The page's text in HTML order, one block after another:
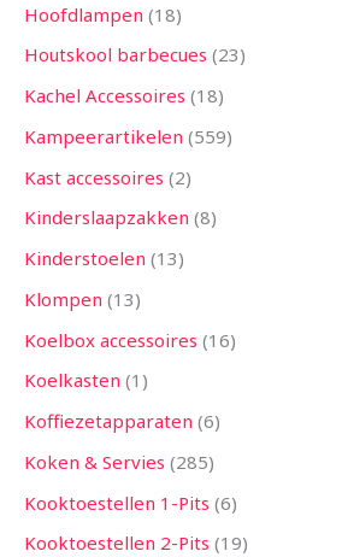
Hoofdlampen 18
Houtskool barbecues 23
Kachel Accessoires 18
Kampeerartikelen 559
Kast accessoires 2
Kinderslaapzakken 8
Kinderstoelen 13
Klompen 13
Koelbox accessoires 16
Koelkasten 1
Koffiezetapparaten 6
Koken & Servies 285
Kooktoestellen 1-Pits 6
Kooktoestellen 2-Pits 19